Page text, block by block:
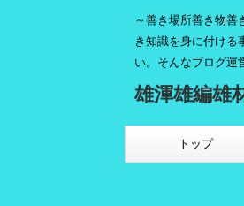
～善き場所善き物善
き知識を身に付ける
い。そんなブログ運
雄渾雄編雄
トップ